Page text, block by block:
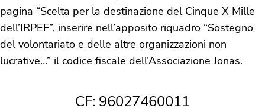
pagina “Scelta per la destinazione del Cinque X Mille
dell’IRPEF”, inserire nell’apposito riquadro “Sostegno
del volontariato e delle altre organizzazioni non
lucrative…” il codice fiscale dell’Associazione Jonas.
CF: 96027460011